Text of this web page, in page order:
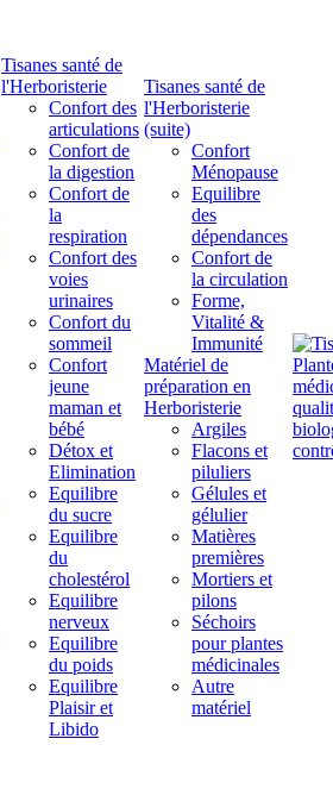
Tisanes santé de
l'Herboristerie
Confort des
articulations
Confort de
la digestion
Confort de
la
respiration
Confort des
voies
urinaires
Confort du
sommeil
Confort
jeune
maman et
bébé
Détox et
Elimination
Equilibre
du sucre
Equilibre
du
cholestérol
Equilibre
nerveux
Equilibre
du poids
Equilibre
Plaisir et
Libido
Tisanes santé de
l'Herboristerie
(suite)
Confort
Ménopause
Equilibre
des
dépendances
Confort de
la circulation
Forme,
Vitalité &
Immunité
Matériel de
préparation en
Herboristerie
Argiles
Flacons et
piluliers
Gélules et
gélulier
Matières
premières
Mortiers et
pilons
Séchoirs
pour plantes
médicinales
Autre
matériel